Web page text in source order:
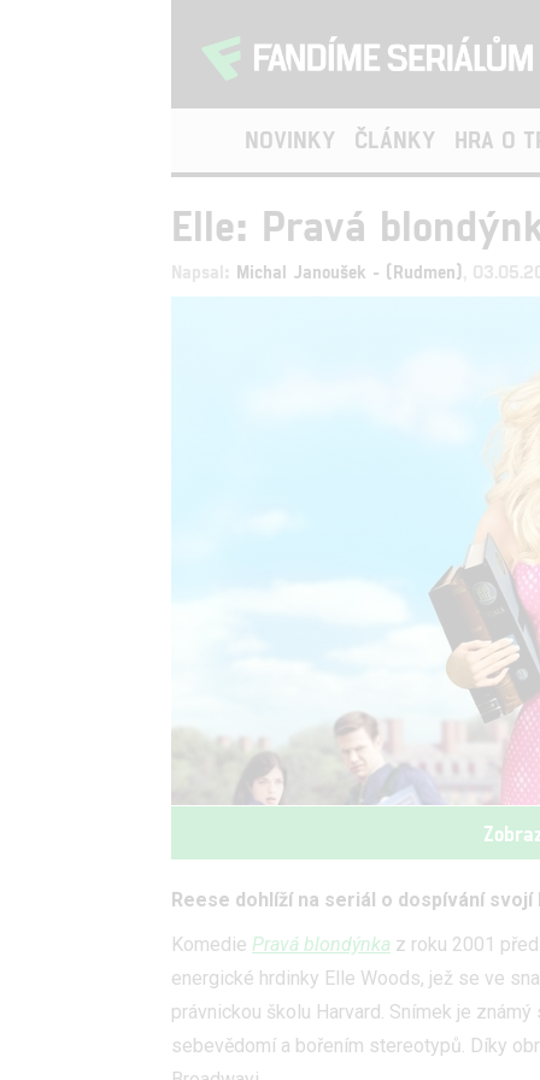
NOVINKY ČLÁNKY HRA O
Elle: Pravá
Napsal: Michal Janoušek - (Rudmen) ,
Reese dohlíží na seriál o dospívání
Komedie Pravá blondýnka z roku 2001
energické hrdinky Elle Woods, jež se ve
právnickou školu Harvard. Snímek je
sebevědomí a bořením stereotypů. Díky